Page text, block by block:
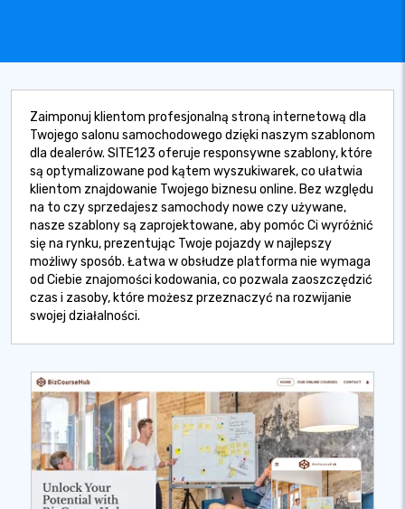
Zaimponuj klientom profesjonalną stroną internetową dla
Twojego salonu samochodowego dzięki naszym szablonom
dla dealerów. SITE123 oferuje responsywne szablony, które
są optymalizowane pod kątem wyszukiwarek, co ułatwia
klientom znajdowanie Twojego biznesu online. Bez względu
na to czy sprzedajesz samochody nowe czy używane,
nasze szablony są zaprojektowane, aby pomóc Ci wyróżnić
się na rynku, prezentując Twoje pojazdy w najlepszy
możliwy sposób. Łatwa w obsłudze platforma nie wymaga
od Ciebie znajomości kodowania, co pozwala zaoszczędzić
czas i zasoby, które możesz przeznaczyć na rozwijanie
swojej działalności.